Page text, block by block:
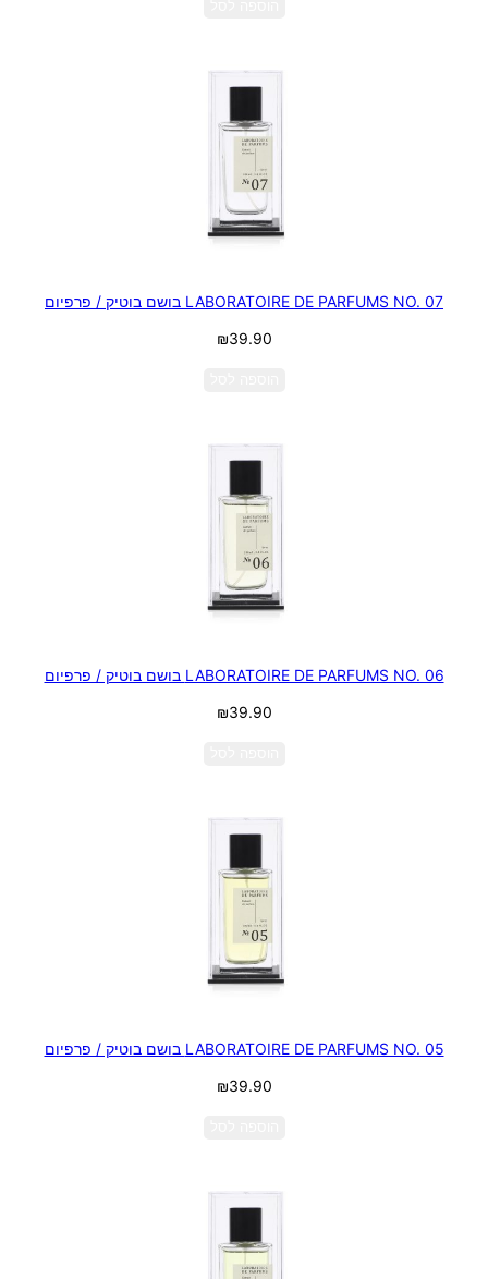
LABORATOIRE DE PARFUMS NO. 07 בושם בוטיק / פרפיום
₪39.90
LABORATOIRE DE PARFUMS NO. 06 בושם בוטיק / פרפיום
₪39.90
LABORATOIRE DE PARFUMS NO. 05 בושם בוטיק / פרפיום
₪39.90